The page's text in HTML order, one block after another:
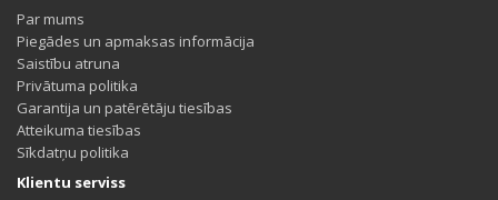
Par mums
Piegādes un apmaksas informācija
Saistību atruna
Privātuma politika
Garantija un patērētāju tiesības
Atteikuma tiesības
Sīkdatņu politika
Klientu serviss